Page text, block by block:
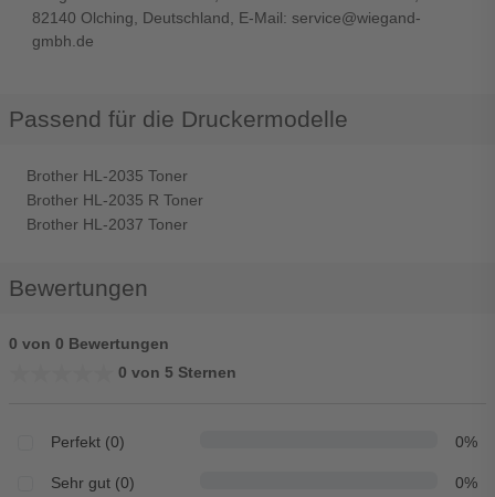
82140 Olching, Deutschland, E-Mail: service@wiegand-
gmbh.de
Passend für die Druckermodelle
Brother HL-2035 Toner
Brother HL-2035 R Toner
Brother HL-2037 Toner
Bewertungen
0 von 0 Bewertungen
0 von 5 Sternen
Perfekt (0) 0%
Sehr gut (0) 0%